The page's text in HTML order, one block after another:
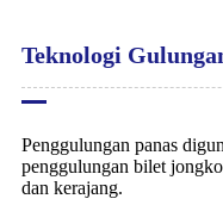
Teknologi
Penggulungan panas
penggulungan bilet
dan kerajang.